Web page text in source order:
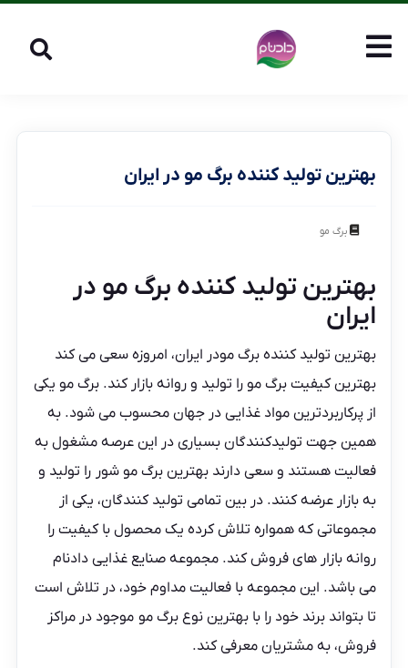
بهترین تولید کننده برگ مو در ایران
برگ مو
بهترین تولید کننده برگ مو در
ایران
بهترین تولید کننده برگ مودر ایران، امروزه سعی می کند
بهترینکیفیت برگ مو را تولید و روانه بازار کند. برگ مو یکی
از پرکاربردترین مواد غذایی در جهان محسوب می شود. به
همین جهت تولیدکنندگان بسیاری در این عرصه مشغول به
فعالیت هستند و سعی دارند بهترین برگ مو شور را تولید و
به بازار عرضه کنند. در بین تمامی تولید کنندگان، یکی از
مجموعاتی که همواره تلاش کرده یک محصول با کیفیت را
روانه بازار های فروش کند.مجموعه صنایع غذایی دادنام
می باشد. این مجموعه با فعالیت مداوم خود، در تلاش است
تا بتواند برند خود را با بهترین نوع برگ مو موجود در مراکز
فروش، به مشتریان معرفی کند.